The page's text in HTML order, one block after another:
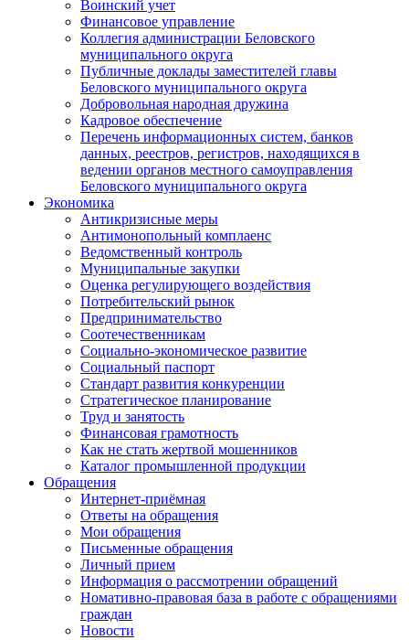
Воинский учет
Финансовое управление
Коллегия администрации Беловского
муниципального округа
Публичные доклады заместителей главы
Беловского муниципального округа
Добровольная народная дружина
Кадровое обеспечение
Перечень информационных систем, банков
данных, реестров, регистров, находящихся в
ведении органов местного самоуправления
Беловского муниципального округа
Экономика
Антикризисные меры
Антимонопольный комплаенс
Ведомственный контроль
Муниципальные закупки
Оценка регулирующего воздействия
Потребительский рынок
Предпринимательство
Соотечественникам
Социально-экономическое развитие
Социальный паспорт
Стандарт развития конкуренции
Стратегическое планирование
Труд и занятость
Финансовая грамотность
Как не стать жертвой мошенников
Каталог промышленной продукции
Обращения
Интернет-приёмная
Ответы на обращения
Мои обращения
Письменные обращения
Личный прием
Информация о рассмотрении обращений
Номативно-правовая база в работе с обращениями
граждан
Новости